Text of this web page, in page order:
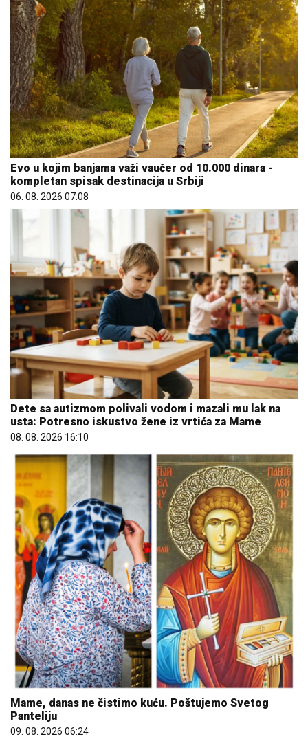
Evo u kojim banjama važi vaučer od 10.000 dinara -
kompletan spisak destinacija u Srbiji
06. 08. 2026 07:08
Dete sa autizmom polivali vodom i mazali mu lak na
usta: Potresno iskustvo žene iz vrtića za Mame
08. 08. 2026 16:10
Mame, danas ne čistimo kuću. Poštujemo Svetog
Panteliju
09. 08. 2026 06:24